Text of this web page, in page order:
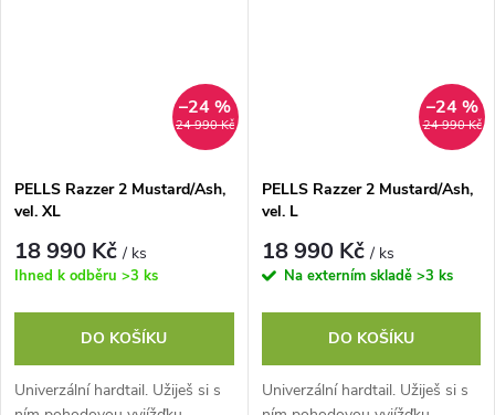
24 990 Kč
–24 %
PELLS Razzer 2 Mustard/Ash,
vel. XL
18 990 Kč/ ks
Ihned k odběru >3 ks
DO KOŠÍKU
Univerzální hardtail. Užiješ si s
24 990 Kč
–24 %
PELLS Razzer 2 Mustard/Ash,
vel. L
18 990 Kč/ ks
Na externím skladě >3 ks
DO KOŠÍKU
Univerzální hardtail. Užiješ si s